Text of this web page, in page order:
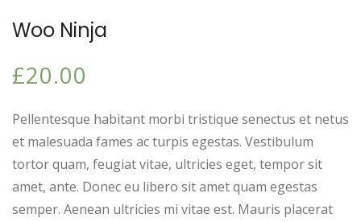
Woo Ninja
£20.00
Pellentesque habitant morbi tristique senectus et netus
et malesuada fames ac turpis egestas. Vestibulum
tortor quam, feugiat vitae, ultricies eget, tempor sit
amet, ante. Donec eu libero sit amet quam egestas
semper. Aenean ultricies mi vitae est. Mauris placerat